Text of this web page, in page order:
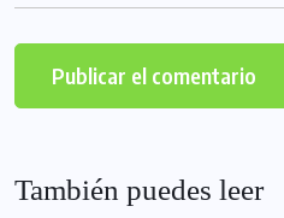
También puedes leer